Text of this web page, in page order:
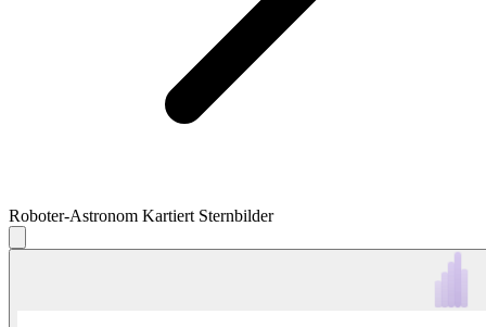
Roboter-Astronom Kartiert Sternbilder